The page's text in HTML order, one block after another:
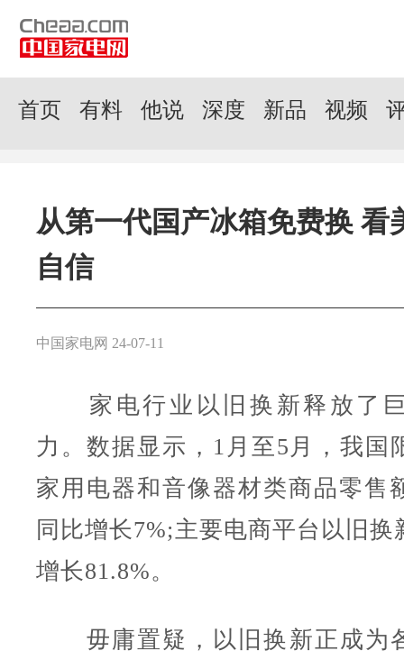
首页 有料 他说 深度 新品 视频
从第一代国产冰箱免费换 看
自信
中国家电网 24-07-11
家电行业以旧换新释放了
力。数据显示，1月至5月，我国
家用电器和音像器材类商品零售
同比增长7%;主要电商平台以旧换
增长81.8%。
毋庸置疑，以旧换新正成为